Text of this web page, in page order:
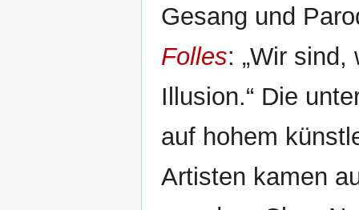
Gesang und
Folles: „Wir
Illusion.“ Die
auf hohem
Artisten kamen